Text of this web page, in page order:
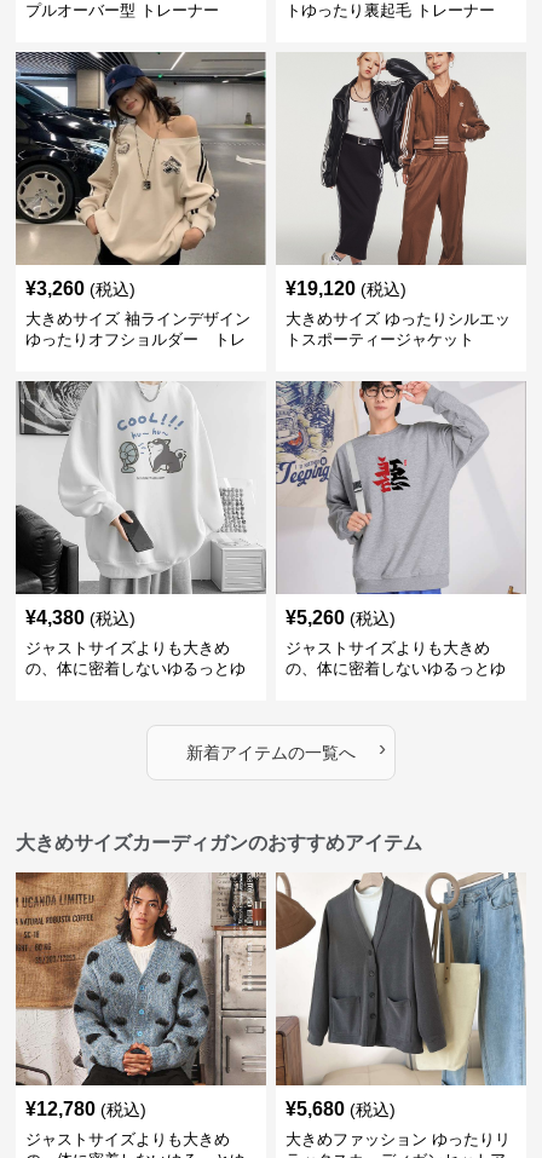
プルオーバー型 トレーナー
トゆったり裏起毛 トレーナー
¥3,260 (税込)
大きめサイズ 袖ラインデザイン
ゆったりオフショルダー トレ
¥19,120 (税込)
大きめサイズ ゆったりシルエッ
トスポーティージャケット
¥4,380 (税込)
ジャストサイズよりも大きめ
の、体に密着しないゆるっとゆ
¥5,260 (税込)
ジャストサイズよりも大きめ
の、体に密着しないゆるっとゆ
ナー
新着アイテムの一覧へ ›
大きめサイズカーディガンのおすすめアイテム
¥12,780 (税込)
ジャストサイズよりも大きめ
¥5,680 (税込)
大きめファッション ゆったりリ